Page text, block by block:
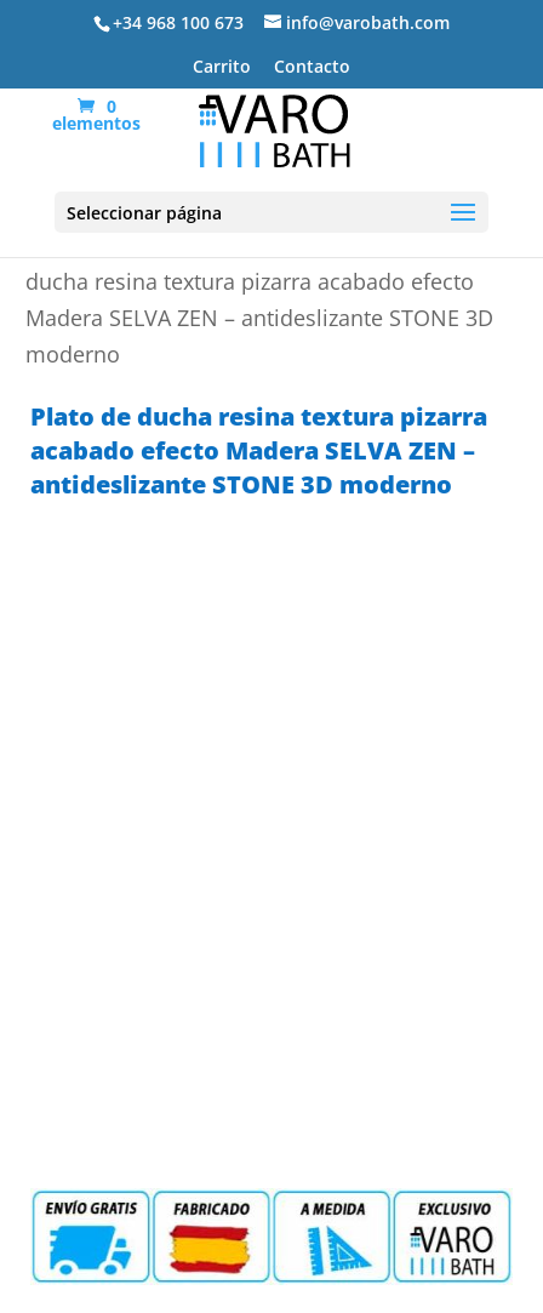
+34 968 100 673
info@varobath.com
Carrito
Contacto
0
elementos
Seleccionar página
ducha resina textura pizarra acabado efecto
Madera SELVA ZEN – antideslizante STONE 3D
moderno
Plato de ducha resina textura pizarra
acabado efecto Madera SELVA ZEN –
antideslizante STONE 3D moderno